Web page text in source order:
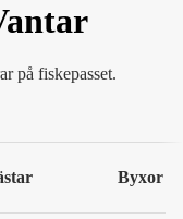
på fiskepasset.
Byxor